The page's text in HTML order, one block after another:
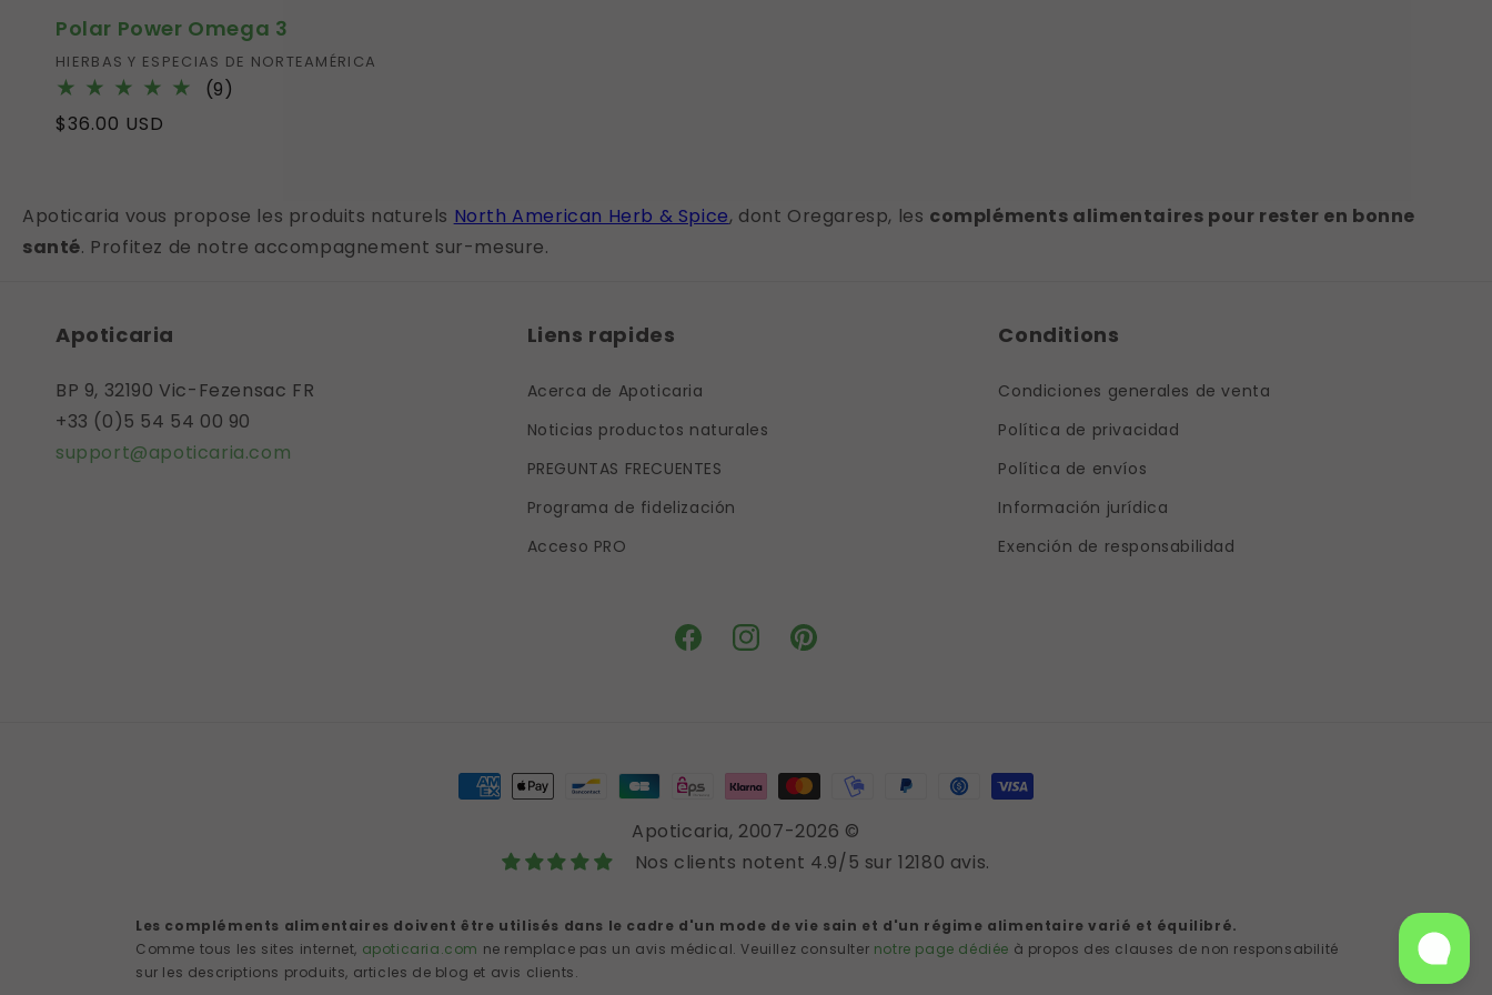
Polar Power Omega 3
Vendor:
HIERBAS Y ESPECIAS DE NORTEAMÉRICA
(9)
Regular
$36.00 USD
Apoticaria vous propose les produits naturels North American Herb & Spice, dont Oregaresp, les compléments alimentaires pour rester en bonne
santé. Profitez de notre accompagnement sur-mesure.
Apoticaria
BP 9, 32190 Vic-Fezensac FR
+33 (0)5 54 54 00 90
support@apoticaria.com
Liens rapides
Acerca de Apoticaria
Noticias productos naturales
PREGUNTAS FRECUENTES
Programa de fidelización
Acceso PRO
Conditions
Condiciones generales de venta
Política de privacidad
Política de envíos
Información jurídica
Exención de responsabilidad
FacebookInstagramPinterest
Payment
Apoticaria, 2007-2026 ©
Nos clients notent 4.9/5 sur 12180 avis.
Les compléments alimentaires doivent être utilisés dans le cadre d'un mode de vie sain et d'un régime alimentaire varié et équilibré.
Comme tous les sites internet, apoticaria.com ne remplace pas un avis médical. Veuillez consulter notre page dédiée à propos des clauses de non responsabilité
sur les descriptions produits, articles de blog et avis clients.